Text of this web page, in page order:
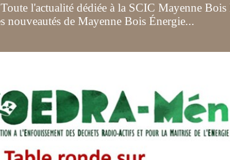
l'actualité dédiée à la SCIC Mayenne
nouveautés de Mayenne Bois Énergie...